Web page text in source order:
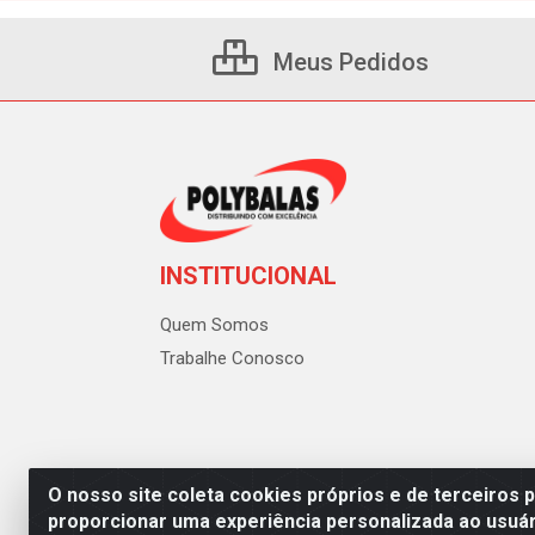
O nosso site coleta cookies próprios e de terceiros
proporcionar uma experiência personalizada ao
Meus Pedidos
INSTITUCIONAL
Quem Somos
Trabalhe Conosco